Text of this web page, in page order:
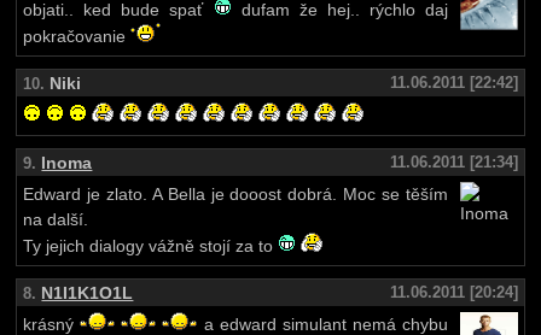
objati.. ked bude spať
dufam že hej.. rýchlo daj
pokračovanie
10. Niki 11.06.2011 [22:42]
9. Inoma
11.06.2011 [21:34]
Edward je zlato. A Bella je dooost dobrá. Moc se těším
na další.
Ty jejich dialogy vážně stojí za to
8. N1I1K1O1L
11.06.2011 [20:24]
krásný
a edward simulant nemá chybu